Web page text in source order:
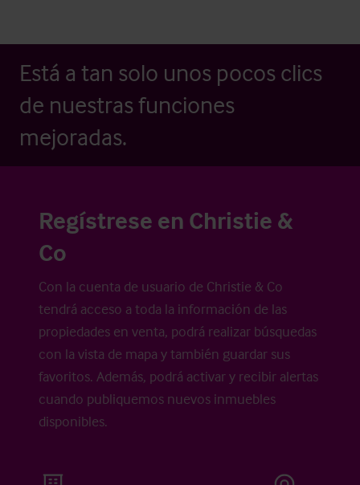
Está a tan solo unos pocos clics
de nuestras funciones
mejoradas.
Regístrese en Christie &
Co
Con la cuenta de usuario de Christie & Co
tendrá acceso a toda la información de las
propiedades en venta, podrá realizar búsquedas
con la vista de mapa y también guardar sus
favoritos. Además, podrá activar y recibir alertas
cuando publiquemos nuevos inmuebles
disponibles.